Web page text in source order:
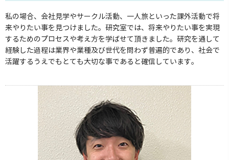
私の場合、会社見学やサークル活動、一人旅といった課外活動で将
来やりたい事を見つけました。研究室では、将来やりたい事を実現
するためのプロセスや考え方を学ばせて頂きました。研究を通して
経験した過程は業界や業種及び世代を問わず普遍的であり、社会で
活躍するうえでもとても大切な事であると確信しています。